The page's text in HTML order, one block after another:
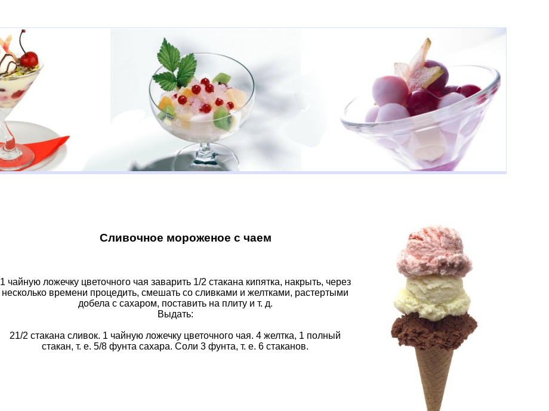
Сливочное мороженое с чаем
1 чайную ложечку цветочного чая заварить 1/2 стакана кипятка, накрыть, через
несколько времени процедить, смешать со сливками и желтками, растертыми
добела с сахаром, поставить на плиту и т. д.
Выдать:
21/2 стакана сливок. 1 чайную ложечку цветочного чая. 4 желтка, 1 полный
стакан, т. е. 5/8 фунта сахара. Соли 3 фунта, т. е. 6 стаканов.